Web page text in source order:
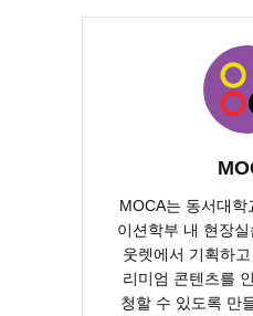
MOCA는 동서대학
이션학부 내 현장
웃렛에서 기획하
리미엄 콘텐츠를
청할 수 있도록 만